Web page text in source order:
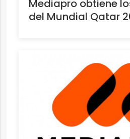
Mediapro obtiene
del Mundial Qatar